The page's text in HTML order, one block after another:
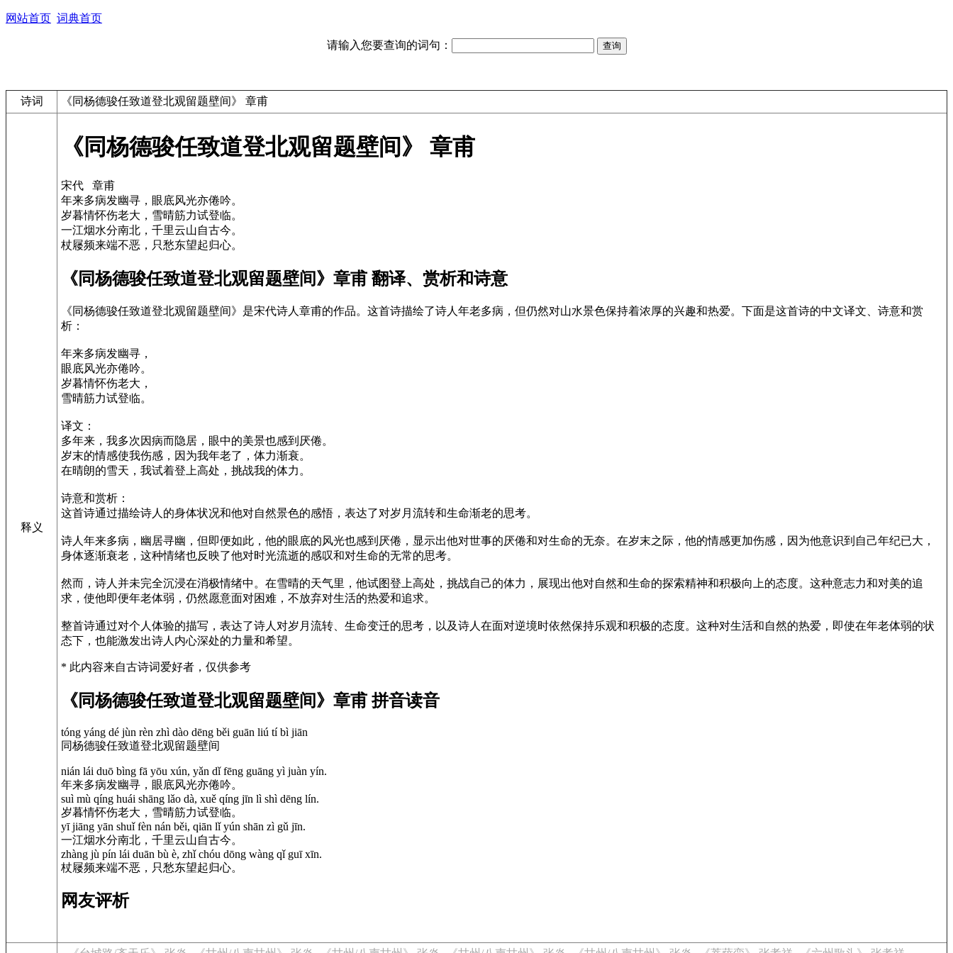
网站首页 词典首页
请输入您要查询的词句：
诗词 《同杨德骏任致道登北观留题壁间》 章甫
释义
《同杨德骏任致道登北观留题壁间》 章甫
宋代 章甫
年来多病发幽寻，眼底风光亦倦吟。
岁暮情怀伤老大，雪晴筋力试登临。
一江烟水分南北，千里云山自古今。
杖屦频来端不恶，只愁东望起归心。
《同杨德骏任致道登北观留题壁间》章甫 翻译、赏析和诗意
《同杨德骏任致道登北观留题壁间》是宋代诗人章甫的作品。这首诗描绘了诗人年老多病，但仍然对山水景色保持着浓厚的兴趣和热爱。下面是这首诗的中文译文、诗意和赏
析：
年来多病发幽寻，
眼底风光亦倦吟。
岁暮情怀伤老大，
雪晴筋力试登临。
译文：
多年来，我多次因病而隐居，眼中的美景也感到厌倦。
岁末的情感使我伤感，因为我年老了，体力渐衰。
在晴朗的雪天，我试着登上高处，挑战我的体力。
诗意和赏析：
这首诗通过描绘诗人的身体状况和他对自然景色的感悟，表达了对岁月流转和生命渐老的思考。
诗人年来多病，幽居寻幽，但即便如此，他的眼底的风光也感到厌倦，显示出他对世事的厌倦和对生命的无奈。在岁末之际，他的情感更加伤感，因为他意识到自己年纪已大，
身体逐渐衰老，这种情绪也反映了他对时光流逝的感叹和对生命的无常的思考。
然而，诗人并未完全沉浸在消极情绪中。在雪晴的天气里，他试图登上高处，挑战自己的体力，展现出他对自然和生命的探索精神和积极向上的态度。这种意志力和对美的追
求，使他即便年老体弱，仍然愿意面对困难，不放弃对生活的热爱和追求。
整首诗通过对个人体验的描写，表达了诗人对岁月流转、生命变迁的思考，以及诗人在面对逆境时依然保持乐观和积极的态度。这种对生活和自然的热爱，即使在年老体弱的状
态下，也能激发出诗人内心深处的力量和希望。
* 此内容来自古诗词爱好者，仅供参考
《同杨德骏任致道登北观留题壁间》章甫 拼音读音
tóng yáng dé jùn rèn zhì dào dēng běi guān liú tí bì jiān
同杨德骏任致道登北观留题壁间
nián lái duō bìng fā yōu xún, yǎn dǐ fēng guāng yì juàn yín.
年来多病发幽寻，眼底风光亦倦吟。
suì mù qíng huái shāng lǎo dà, xuě qíng jīn lì shì dēng lín.
岁暮情怀伤老大，雪晴筋力试登临。
yī jiāng yān shuǐ fèn nán běi, qiān lǐ yún shān zì gǔ jīn.
一江烟水分南北，千里云山自古今。
zhàng jù pín lái duān bù è, zhǐ chóu dōng wàng qǐ guī xīn.
杖屦频来端不恶，只愁东望起归心。
网友评析